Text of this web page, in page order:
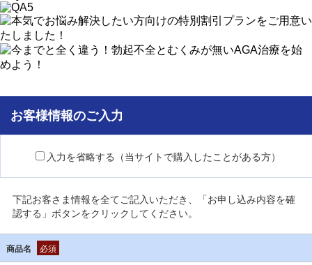
お客様情報のご入力
入力を省略する（当サイトで購入したことがある方）
下記お客さま情報を全てご記入いただき、「お申し込み内容を確
認する」ボタンをクリックしてください。
商品名 必須